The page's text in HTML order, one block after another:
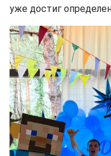
уже достиг